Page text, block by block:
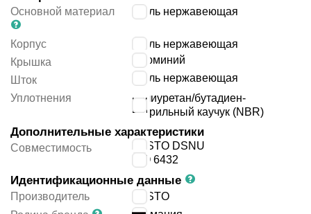
Основной материал сталь нержавеющая
Корпус
сталь нержавеющая
Крышка
алюминий
Шток
сталь нержавеющая
Уплотнения
полиуретан/бутадиен-
нитрильный каучук (NBR)
Дополнительные характеристики
Совместимость
FESTO DSNU
ISO 6432
Идентификационные данные
Производитель
FESTO